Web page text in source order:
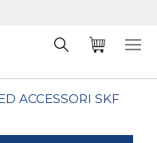
ACCESSORI SKF